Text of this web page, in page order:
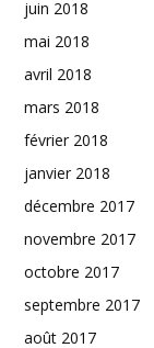
juin 2018
mai 2018
avril 2018
mars 2018
février 2018
janvier 2018
décembre 2017
novembre 2017
octobre 2017
septembre 2017
août 2017